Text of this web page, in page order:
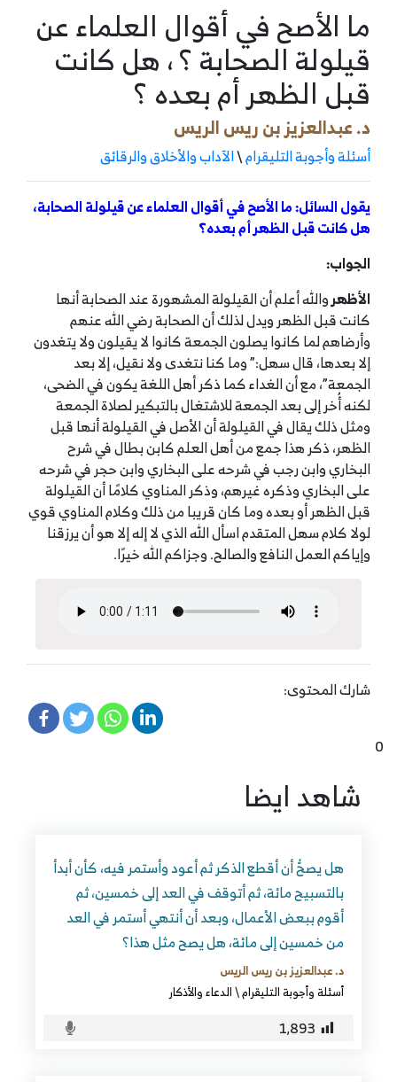
ما الأصح في أقوال العلماء عن
قيلولة الصحابة ؟ ، هل كانت
قبل الظهر أم بعده ؟
د. عبدالعزيز بن ريس الريس
أسئلة وأجوبة التليقرام\الآداب والأخلاق والرقائق
يقول السائل: ما الأصح في أقوال العلماء عن قيلولة الصحابة،
هل كانت قبل الظهر أم بعده؟
الجواب:
الأظهروالله أعلم أن القيلولة المشهورة عند الصحابة أنها
كانت قبل الظهر ويدل لذلك أن الصحابة رضي الله عنهم
وأرضاهم لما كانوا يصلون الجمعة كانوا لا يقيلون ولا يتغدون
إلا بعدها، قال سهل:” وما كنا نتغدى ولا نقيل، إلا بعد
الجمعة”، مع أن الغداء كما ذكر أهل اللغة يكون في الضحى،
لكنه أُخر إلى بعد الجمعة للاشتغال بالتبكير لصلاة الجمعة
ومثل ذلك يقال في القيلولة أن الأصل في القيلولة أنها قبل
الظهر، ذكر هذا جمع من أهل العلم كابن بطال في شرح
البخاري وابن رجب في شرحه على البخاري وابن حجر في شرحه
على البخاري وذكره غيرهم، وذكر المناوي كلامًا أن القيلولة
قبل الظهر أو بعده وما كان قريبا من ذلك وكلام المناوي قوي
لولا كلام سهل المتقدم اسأل الله الذي لا إله إلا هو أن يرزقنا
وإياكم العمل النافع والصالح. وجزاكم الله خيرًا.
شارك المحتوى:
0
شاهد ايضا
هل يصحُّ أن أقطع الذكر ثم أعود وأستمر فيه، كأن أبدأ
بالتسبيح مائة، ثم أتوقف في العد إلى خمسين، ثم
أقوم ببعض الأعمال، وبعد أن أنتهي أستمر في العد
من خمسين إلى مائة، هل يصح مثل هذا؟
د. عبدالعزيز بن ريس الريس
أسئلة وأجوبة التليقرام\الدعاء والأذكار
1٬893